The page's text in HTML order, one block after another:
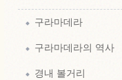
구라마데라
구라마데라의 역사
경내 볼거리